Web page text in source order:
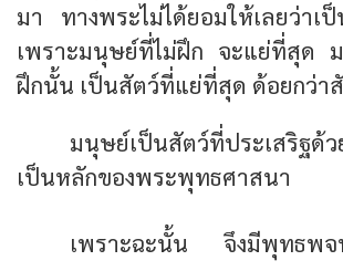
มา ทางพระไม่ได้ยอมให้เลยว่าเ
เพราะมนุษย์ที่ไม่ฝึก จะแย่ที่สุด
ฝึกนั้น เป็นสัตว์ที่แย่ที่สุด ด้อยกว่า
มนุษย์เป็นสัตว์ที่ประเสริฐด้
เป็นหลักของพระพุทธศาสนา
เพราะฉะนั้น จึงมีพุทธพ